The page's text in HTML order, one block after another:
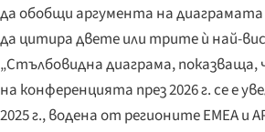
да обобщи аргумента на диаграмата
да цитира двете или трите ѝ най-
„Стълбовидна диаграма,
на конференцията през 2026 г. се е
2025 г., водена от регионите EMEA и